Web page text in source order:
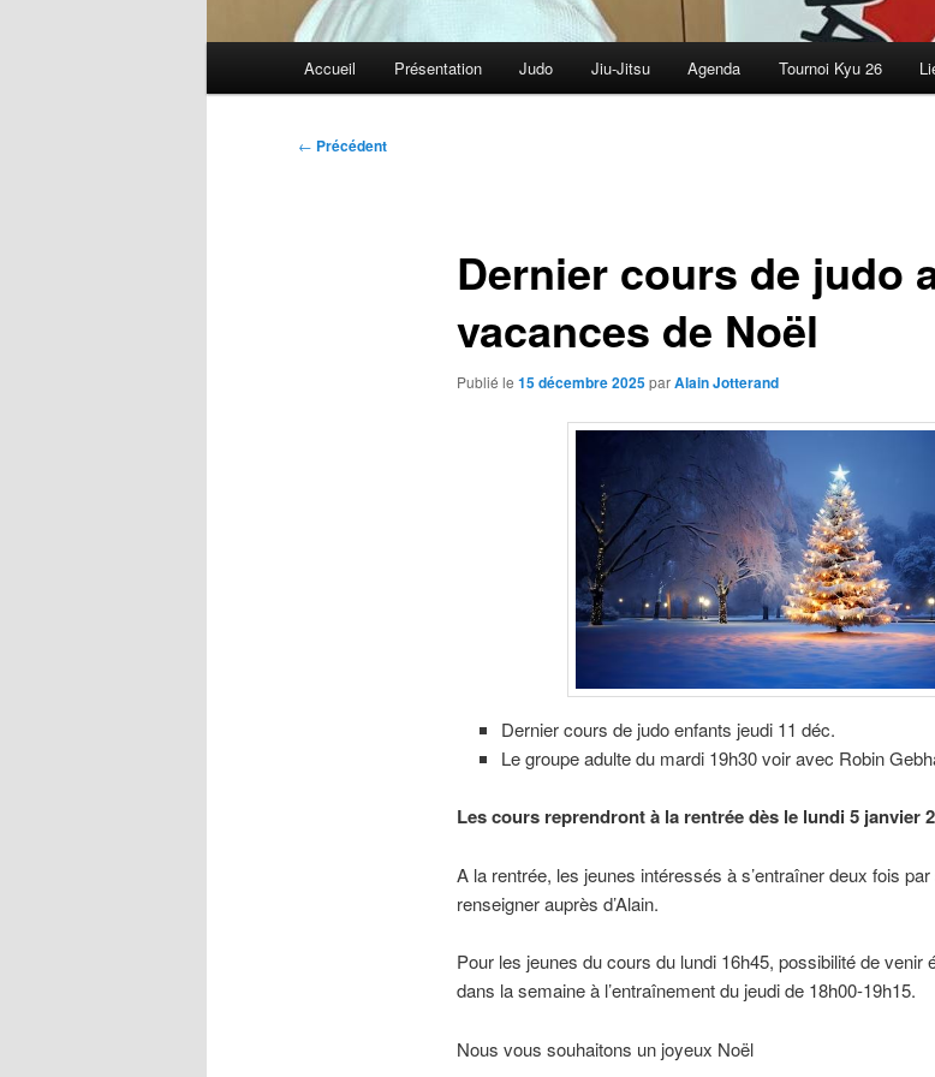
Accueil Présentation Judo Jiu-Jitsu Agenda Tournoi Kyu 26
Navigation
← Précédent
Dernier cours de judo
vacances de Noël
Publié le 15 décembre 2025parAlain Jotterand
Dernier cours de judo enfants jeudi 11 déc.
Le groupe adulte du mardi 19h30 voir avec Robin
Les cours reprendront à la rentrée dès le lundi 5 janvier
A la rentrée, les jeunes intéressés à s’entraîner deux fois
renseigner auprès d’Alain.
Pour les jeunes du cours du lundi 16h45, possibilité de venir
dans la semaine à l’entraînement du jeudi de 18h00-19h15.
Nous vous souhaitons un joyeux Noël